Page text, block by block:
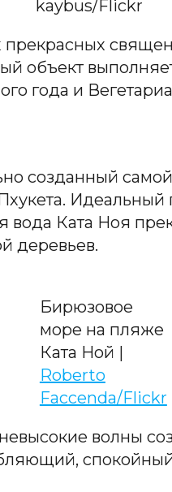
kaybus/Flickr
объект
года и
созданный
Идеальный
вода Ката Ноя
деревьев.
Бирюзовое
море на пляже
Ката Ной |
Roberto
Faccenda/Flickr
волны